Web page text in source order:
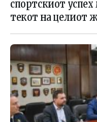
спортскиот
текот на целиот